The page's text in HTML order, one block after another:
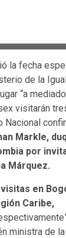
la fecha
de la
“a
visitarán
Nacional
Markle,
por
Márquez.
en
Caribe,
ministra de